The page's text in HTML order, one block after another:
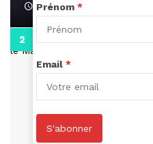
April 1, 2022
Prénom *
Email *
S'abonner